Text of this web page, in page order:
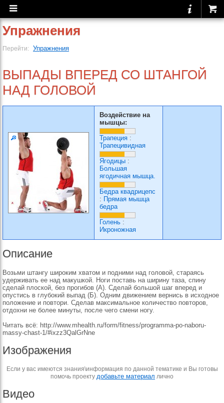
Упражнения
Перейти: Упражнения
ВЫПАДЫ ВПЕРЕД СО ШТАНГОЙ
НАД ГОЛОВОЙ
Воздействие на
мышцы:
Трапеция :
Трапецивидная
Ягодицы :
Большая
ягодичная мышца.
Бедра квадрицепс
: Прямая мышца
бедра
Голень :
Икроножная
Описание
Возьми штангу широким хватом и подними над головой, стараясь
удерживать ее над макушкой. Ноги поставь на ширину таза, спину
сделай плос­кой, без прогибов (А). Сделай большой шаг вперед и
опустись в глубокий выпад (Б). Одним движением вернись в исходное
положение и повтори. Сделав максимальное количество повторов,
отдохни не более минуты, после чего смени ногу.
Читать всё: http://www.mhealth.ru/form/fitness/programma-po-naboru-
massy-chast-1/#ixzz3QalGrNne
Изображения
Если у вас имеются знания\информация по данной тематике и Вы готовы
помочь проекту добавьте материал лично
Видео